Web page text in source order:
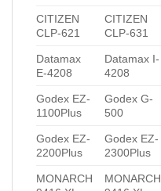
CITIZEN
CLP-621
CITIZEN
CLP-631
Datamax
E-4208
Datamax I-
4208
Godex EZ-
1100Plus
Godex G-
500
Godex EZ-
2200Plus
Godex EZ-
2300Plus
MONARCH
MONARCH